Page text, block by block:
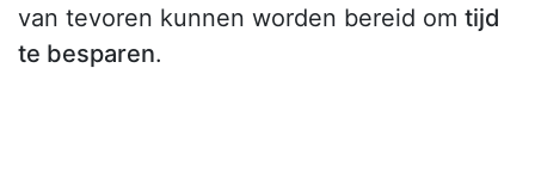
van tevoren kunnen worden bereid om tijd
te besparen.